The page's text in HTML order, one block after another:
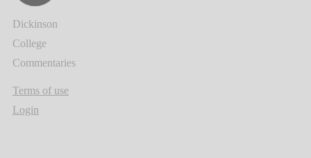
Dickinson
College
Commentaries
Terms of use
Login